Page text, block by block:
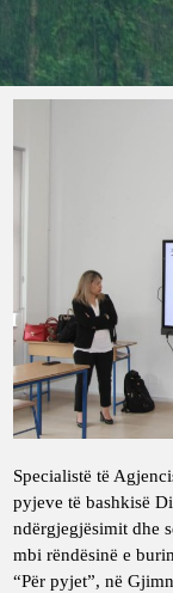
Specialistë të
pyjeve të bashkisë
ndërgjegjësimit dhe
mbi rëndësinë e
“Për pyjet”, në